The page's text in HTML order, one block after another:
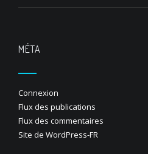
MÉTA
Connexion
Flux des publications
Flux des commentaires
Site de WordPress-FR